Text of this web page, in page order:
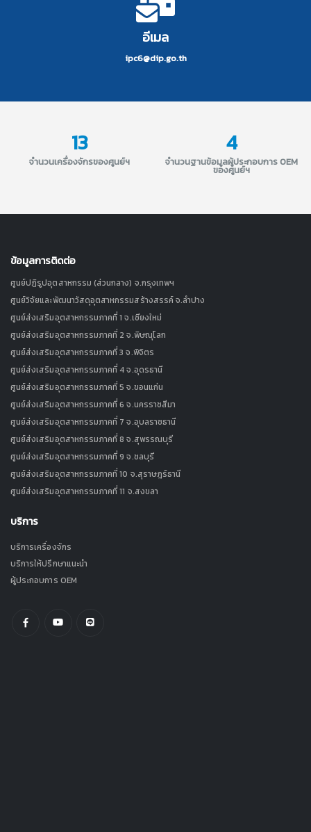
อีเมล
ipc6@dip.go.th
13
จำนวนเครื่องจักรของศูนย์ฯ
4
จำนวนฐานข้อมูลผู้ประกอบการ OEM
ของศูนย์ฯ
ข้อมูลการติดต่อ
ศูนย์ปฏิรูปอุตสาหกรรม (ส่วนกลาง) จ.กรุงเทพฯ
ศูนย์วิจัยและพัฒนาวัสดุอุตสาหกรรมสร้างสรรค์ จ.ลำปาง
ศูนย์ส่งเสริมอุตสาหกรรมภาคที่ 1 จ.เชียงใหม่
ศูนย์ส่งเสริมอุตสาหกรรมภาคที่ 2 จ.พิษณุโลก
ศูนย์ส่งเสริมอุตสาหกรรมภาคที่ 3 จ.พิจิตร
ศูนย์ส่งเสริมอุตสาหกรรมภาคที่ 4 จ.อุดรธานี
ศูนย์ส่งเสริมอุตสาหกรรมภาคที่ 5 จ.ขอนแก่น
ศูนย์ส่งเสริมอุตสาหกรรมภาคที่ 6 จ.นครราชสีมา
ศูนย์ส่งเสริมอุตสาหกรรมภาคที่ 7 จ.อุบลราชธานี
ศูนย์ส่งเสริมอุตสาหกรรมภาคที่ 8 จ.สุพรรณบุรี
ศูนย์ส่งเสริมอุตสาหกรรมภาคที่ 9 จ.ชลบุรี
ศูนย์ส่งเสริมอุตสาหกรรมภาคที่ 10 จ.สุราษฎร์ธานี
ศูนย์ส่งเสริมอุตสาหกรรมภาคที่ 11 จ.สงขลา
บริการ
บริการเครื่องจักร
บริการให้ปรึกษาแนะนำ
ผู้ประกอบการ OEM